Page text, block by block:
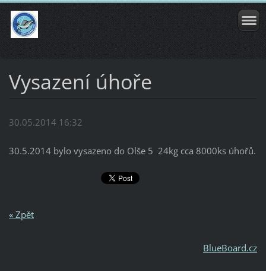
Vysazení úhoře
30.05.2014 16:32
30.5.2014 bylo vysazeno do Olše 5 24kg cca 8000ks úhořů.
« Zpět
BlueBoard.cz